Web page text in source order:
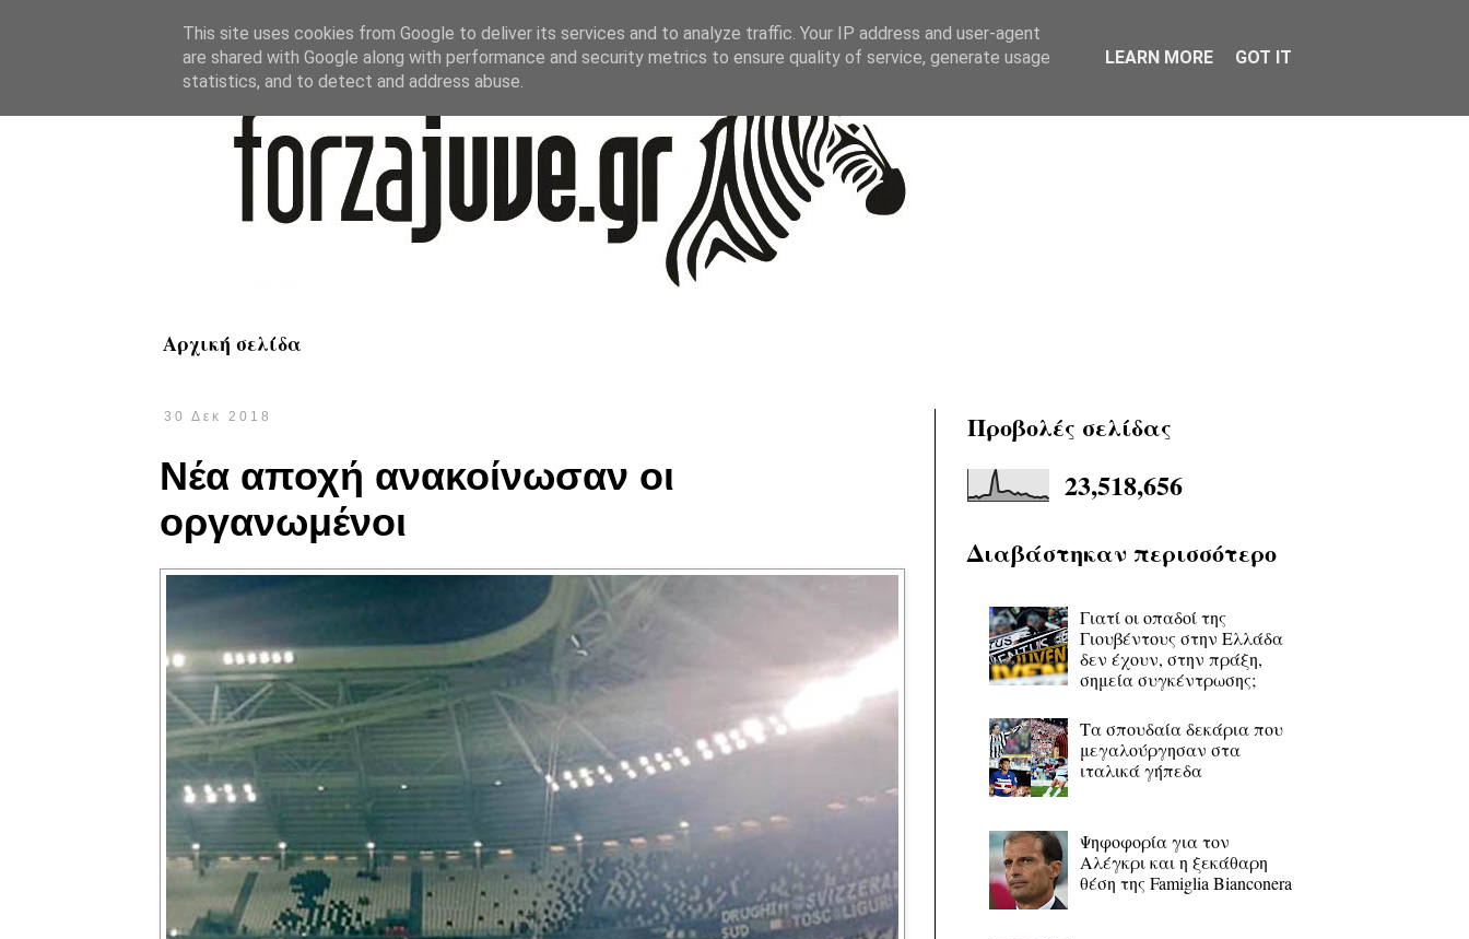
Αρχική σελίδα
30 Δεκ 2018
Νέα αποχή ανακοίνωσαν οι
οργανωμένοι
Προβολές σελίδας
23,518,656
Διαβάστηκαν περισσότερο
Γιατί οι οπαδοί της
Γιουβέντους στην Ελλάδα
δεν έχουν, στην πράξη,
σημεία συγκέντρωσης;
Τα σπουδαία δεκάρια που
μεγαλούργησαν στα
ιταλικά γήπεδα
Ψηφοφορία για τον
Αλέγκρι και η ξεκάθαρη
θέση της Famiglia Bianconera
This site uses cookies from Google to deliver its services and to analyze traffic. Your IP address and user-agent
are shared with Google along with performance and security metrics to ensure quality of service, generate usage
statistics, and to detect and address abuse.
LEARN MORE GOT IT